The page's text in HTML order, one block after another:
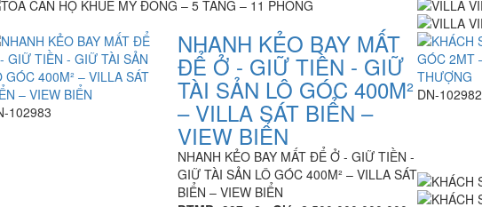
102983
NHANH KẺO BAY MẤT
ĐỂ Ở - GIỮ TIỀN - GIỮ
TÀI SẢN LÔ GÓC 400M²
– VILLA SÁT BIỂN –
VIEW BIỂN
NHANH KẺO BAY MẤT ĐỂ Ở - GIỮ TIỀN -
GIỮ TÀI SẢN LÔ GÓC 400M² – VILLA SÁT
BIỂN – VIEW BIỂN
DN-102982